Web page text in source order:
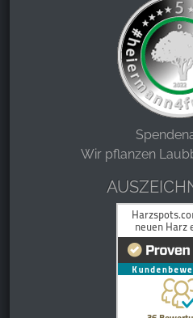
Wir pflanzen